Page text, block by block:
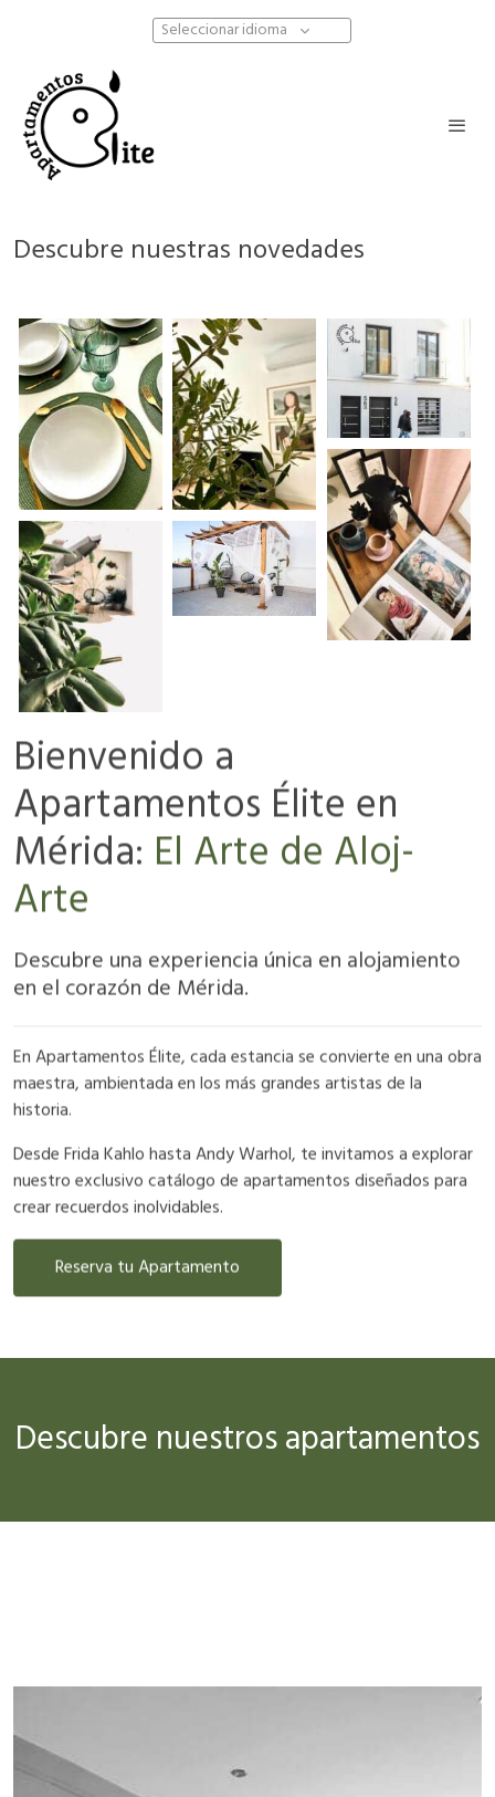
Seleccionar idioma
Descubre nuestras novedades
Bienvenido a
Apartamentos Élite en
Mérida: El Arte de Aloj-
Arte
Descubre una experiencia única en alojamiento
en el corazón de Mérida.
En Apartamentos Élite, cada estancia se convierte en una obra
maestra, ambientada en los más grandes artistas de la
historia.
Desde Frida Kahlo hasta Andy Warhol, te invitamos a explorar
nuestro exclusivo catálogo de apartamentos diseñados para
crear recuerdos inolvidables.
Reserva tu Apartamento
Descubre nuestros apartamentos